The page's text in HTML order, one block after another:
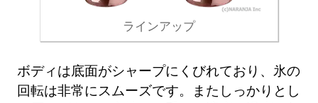
ラインアップ
ボディは底面がシャープにくびれており、氷の
回転は非常にスムーズです。またしっかりとし